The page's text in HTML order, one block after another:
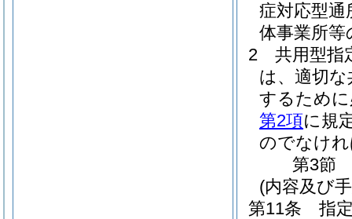
症対応型
体事業所
2
共用型指
は、適切
するため
第2項に規
のでなけ
第3節
(内容及び
第11条
指